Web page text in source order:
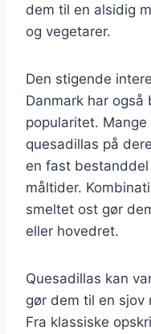
dem til en alsidig
og vegetarer.
Den stigende
Danmark har
popularitet.
quesadillas på
en fast
måltider.
smeltet ost gør
eller hovedret.
Quesadillas kan
gør dem til en sjov
Fra klassiske